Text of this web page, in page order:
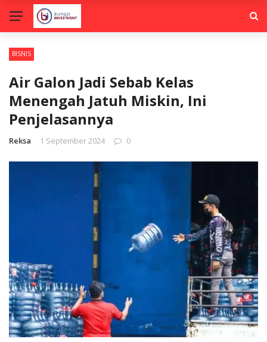
BISNIS
Air Galon Jadi Sebab Kelas
Menengah Jatuh Miskin, Ini
Penjelasannya
Reksa 1 September 2024 0